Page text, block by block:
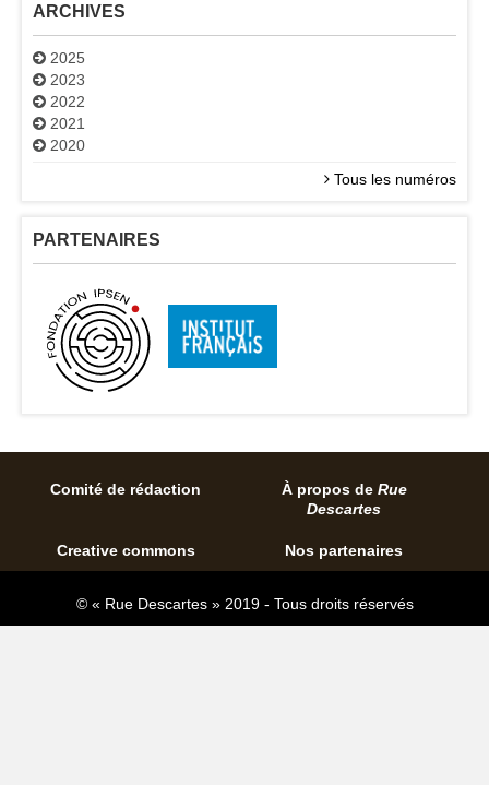
ARCHIVES
2025
2023
2022
2021
2020
Tous les numéros
PARTENAIRES
Comité de rédaction À propos de Rue
Descartes
Creative commons Nos partenaires
© « Rue Descartes » 2019 - Tous droits réservés